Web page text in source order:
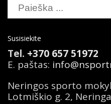
Susisiekite
Tel. +370 657 51972
E. paštas:
Neringos sporto
Lotmiškio g. 2, Neringa